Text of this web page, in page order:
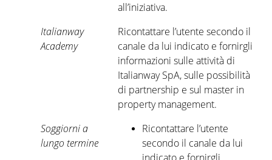
all’iniziativa.
Italianway
Academy
Ricontattare l’utente secondo il
canale da lui indicato e fornirgli
informazioni sulle attività di
Italianway SpA, sulle possibilità
di partnership e sul master in
property management.
Soggiorni a
lungo termine
Ricontattare l’utente
secondo il canale da lui